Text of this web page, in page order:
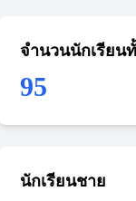
จำนวนนักเรียน
95
นักเรียนชาย